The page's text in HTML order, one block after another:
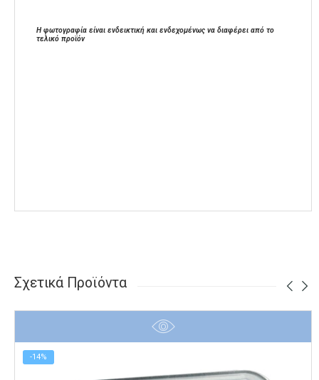
Η φωτογραφία είναι ενδεικτική και ενδεχομένως να διαφέρει από το
τελικό προϊόν
Σχετικά Προϊόντα
-14%